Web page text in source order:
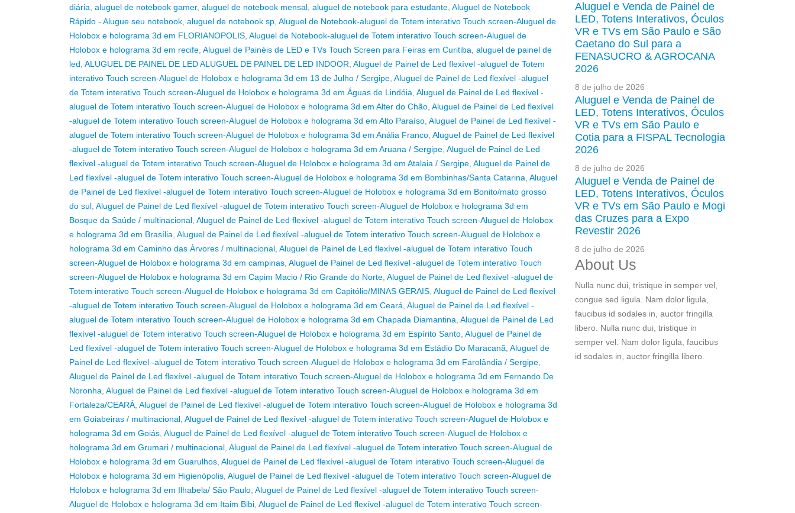
diária, aluguel de notebook gamer, aluguel de notebook mensal, aluguel de notebook para estudante, Aluguel de Notebook
Rápido - Alugue seu notebook, aluguel de notebook sp, Aluguel de Notebook-aluguel de Totem interativo Touch screen-Aluguel de
Holobox e holograma 3d em FLORIANOPOLIS, Aluguel de Notebook-aluguel de Totem interativo Touch screen-Aluguel de
Holobox e holograma 3d em recife, Aluguel de Painéis de LED e TVs Touch Screen para Feiras em Curitiba, aluguel de painel de
led, ALUGUEL DE PAINEL DE LED ALUGUEL DE PAINEL DE LED INDOOR, Aluguel de Painel de Led flexível -aluguel de Totem
interativo Touch screen-Aluguel de Holobox e holograma 3d em 13 de Julho / Sergipe, Aluguel de Painel de Led flexível -aluguel
de Totem interativo Touch screen-Aluguel de Holobox e holograma 3d em Águas de Lindóia, Aluguel de Painel de Led flexível -
aluguel de Totem interativo Touch screen-Aluguel de Holobox e holograma 3d em Alter do Chão, Aluguel de Painel de Led flexível
-aluguel de Totem interativo Touch screen-Aluguel de Holobox e holograma 3d em Alto Paraíso, Aluguel de Painel de Led flexível -
aluguel de Totem interativo Touch screen-Aluguel de Holobox e holograma 3d em Anália Franco, Aluguel de Painel de Led flexível
-aluguel de Totem interativo Touch screen-Aluguel de Holobox e holograma 3d em Aruana / Sergipe, Aluguel de Painel de Led
flexível -aluguel de Totem interativo Touch screen-Aluguel de Holobox e holograma 3d em Atalaia / Sergipe, Aluguel de Painel de
Led flexível -aluguel de Totem interativo Touch screen-Aluguel de Holobox e holograma 3d em Bombinhas/Santa Catarina, Aluguel
de Painel de Led flexível -aluguel de Totem interativo Touch screen-Aluguel de Holobox e holograma 3d em Bonito/mato grosso
do sul, Aluguel de Painel de Led flexível -aluguel de Totem interativo Touch screen-Aluguel de Holobox e holograma 3d em
Bosque da Saúde / multinacional, Aluguel de Painel de Led flexível -aluguel de Totem interativo Touch screen-Aluguel de Holobox
e holograma 3d em Brasília, Aluguel de Painel de Led flexível -aluguel de Totem interativo Touch screen-Aluguel de Holobox e
holograma 3d em Caminho das Árvores / multinacional, Aluguel de Painel de Led flexível -aluguel de Totem interativo Touch
screen-Aluguel de Holobox e holograma 3d em campinas, Aluguel de Painel de Led flexível -aluguel de Totem interativo Touch
screen-Aluguel de Holobox e holograma 3d em Capim Macio / Rio Grande do Norte, Aluguel de Painel de Led flexível -aluguel de
Totem interativo Touch screen-Aluguel de Holobox e holograma 3d em Capitólio/MINAS GERAIS, Aluguel de Painel de Led flexível
-aluguel de Totem interativo Touch screen-Aluguel de Holobox e holograma 3d em Ceará, Aluguel de Painel de Led flexível -
aluguel de Totem interativo Touch screen-Aluguel de Holobox e holograma 3d em Chapada Diamantina, Aluguel de Painel de Led
flexível -aluguel de Totem interativo Touch screen-Aluguel de Holobox e holograma 3d em Espírito Santo, Aluguel de Painel de
Led flexível -aluguel de Totem interativo Touch screen-Aluguel de Holobox e holograma 3d em Estádio Do Maracanã, Aluguel de
Painel de Led flexível -aluguel de Totem interativo Touch screen-Aluguel de Holobox e holograma 3d em Farolândia / Sergipe,
Aluguel de Painel de Led flexível -aluguel de Totem interativo Touch screen-Aluguel de Holobox e holograma 3d em Fernando De
Noronha, Aluguel de Painel de Led flexível -aluguel de Totem interativo Touch screen-Aluguel de Holobox e holograma 3d em
Fortaleza/CEARÁ, Aluguel de Painel de Led flexível -aluguel de Totem interativo Touch screen-Aluguel de Holobox e holograma 3d
em Goiabeiras / multinacional, Aluguel de Painel de Led flexível -aluguel de Totem interativo Touch screen-Aluguel de Holobox e
holograma 3d em Goiás, Aluguel de Painel de Led flexível -aluguel de Totem interativo Touch screen-Aluguel de Holobox e
holograma 3d em Grumari / multinacional, Aluguel de Painel de Led flexível -aluguel de Totem interativo Touch screen-Aluguel de
Holobox e holograma 3d em Guarulhos, Aluguel de Painel de Led flexível -aluguel de Totem interativo Touch screen-Aluguel de
Holobox e holograma 3d em Higienópolis, Aluguel de Painel de Led flexível -aluguel de Totem interativo Touch screen-Aluguel de
Holobox e holograma 3d em Ilhabela/ São Paulo, Aluguel de Painel de Led flexível -aluguel de Totem interativo Touch screen-
Aluguel de Holobox e holograma 3d em Itaim Bibi, Aluguel de Painel de Led flexível -aluguel de Totem interativo Touch screen-
Aluguel e Venda de Painel de
LED, Totens Interativos, Óculos
VR e TVs em São Paulo e São
Caetano do Sul para a
FENASUCRO & AGROCANA
2026
8 de julho de 2026
Aluguel e Venda de Painel de
LED, Totens Interativos, Óculos
VR e TVs em São Paulo e
Cotia para a FISPAL Tecnologia
2026
8 de julho de 2026
Aluguel e Venda de Painel de
LED, Totens Interativos, Óculos
VR e TVs em São Paulo e Mogi
das Cruzes para a Expo
Revestir 2026
8 de julho de 2026
About Us
Nulla nunc dui, tristique in semper vel,
congue sed ligula. Nam dolor ligula,
faucibus id sodales in, auctor fringilla
libero. Nulla nunc dui, tristique in
semper vel. Nam dolor ligula, faucibus
id sodales in, auctor fringilla libero.